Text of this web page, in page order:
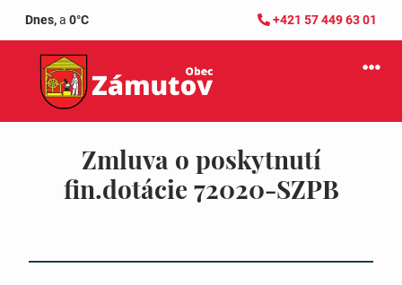
Dnes,a 0°C +421 57 449 63 01
Zmluva o poskytnutí
fin.dotácie 72020-SZPB